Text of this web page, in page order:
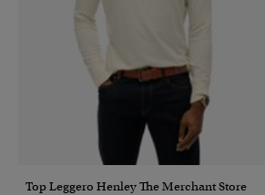
Top Leggero Henley The Merchant Store